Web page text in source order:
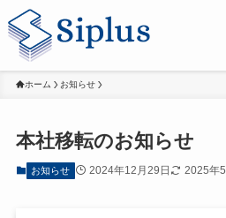
ホーム お知らせ
本社移転のお知らせ
お知らせ 2024年12月29日 2025年